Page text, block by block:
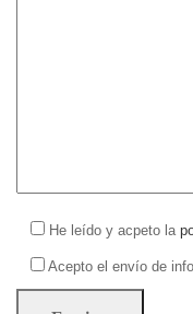
He leído y acpeto la
Acepto el envío de